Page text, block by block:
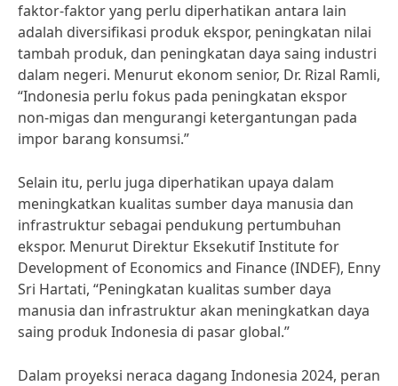
faktor-faktor yang perlu diperhatikan antara lain
adalah diversifikasi produk ekspor, peningkatan nilai
tambah produk, dan peningkatan daya saing industri
dalam negeri. Menurut ekonom senior, Dr. Rizal Ramli,
“Indonesia perlu fokus pada peningkatan ekspor
non-migas dan mengurangi ketergantungan pada
impor barang konsumsi.”
Selain itu, perlu juga diperhatikan upaya dalam
meningkatkan kualitas sumber daya manusia dan
infrastruktur sebagai pendukung pertumbuhan
ekspor. Menurut Direktur Eksekutif Institute for
Development of Economics and Finance (INDEF), Enny
Sri Hartati, “Peningkatan kualitas sumber daya
manusia dan infrastruktur akan meningkatkan daya
saing produk Indonesia di pasar global.”
Dalam proyeksi neraca dagang Indonesia 2024, peran